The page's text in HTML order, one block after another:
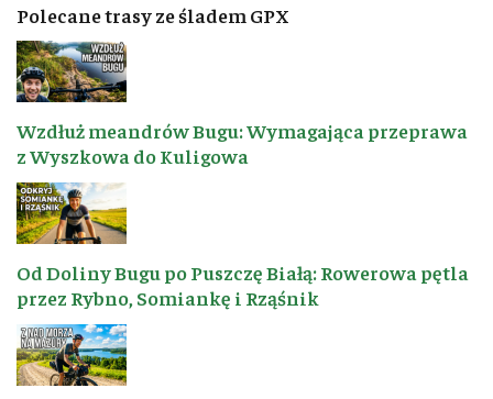
Polecane trasy ze śladem GPX
Wzdłuż meandrów Bugu: Wymagająca przeprawa
z Wyszkowa do Kuligowa
Od Doliny Bugu po Puszczę Białą: Rowerowa pętla
przez Rybno, Somiankę i Rząśnik